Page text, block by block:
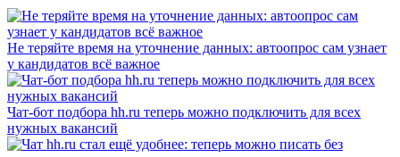
Не теряйте время на уточнение данных: автоопрос сам узнает
у кандидатов всё важное
Чат-бот подбора hh.ru теперь можно подключить для всех
нужных вакансий